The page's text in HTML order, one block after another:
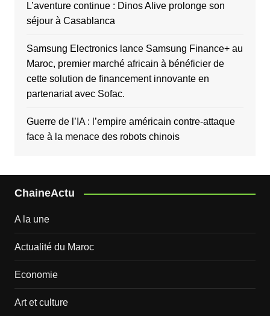
L’aventure continue : Dinos Alive prolonge son
séjour à Casablanca
Samsung Electronics lance Samsung Finance+ au
Maroc, premier marché africain à bénéficier de
cette solution de financement innovante en
partenariat avec Sofac.
Guerre de l’IA : l’empire américain contre-attaque
face à la menace des robots chinois
ChaineActu
A la une
Actualité du Maroc
Economie
Art et culture